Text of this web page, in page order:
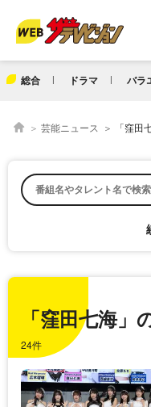
総合 ドラマ バラ
芸能ニュース 「窪田
「窪田七海」
24件